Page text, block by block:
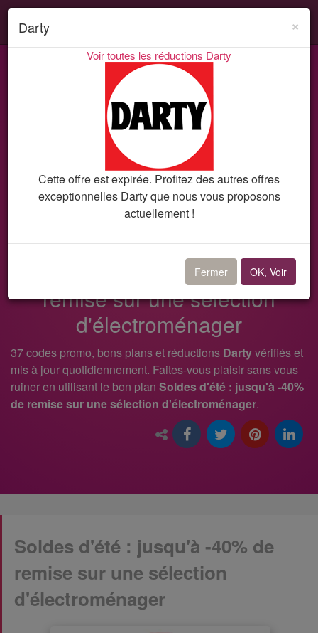
ou
Search
Codes promo et réductions Darty
Soldes d'été : jusqu'à -40% de
remise sur une sélection
d'électroménager
37 codes promo, bons plans et réductions Dartyvérifiés et
mis à jour quotidiennement. Faites-vous plaisir sans vous
ruiner en utilisant le bon plan Soldes d'été : jusqu'à -40%
de remise sur une sélection d'électroménager.
Soldes d'été : jusqu'à -40% de
remise sur une sélection
d'électroménager
×
Darty
Voir toutes les réductions Darty
Cette offre est expirée. Profitez des autres offres
exceptionnelles Darty que nous vous proposons
actuellement !
Fermer OK, Voir